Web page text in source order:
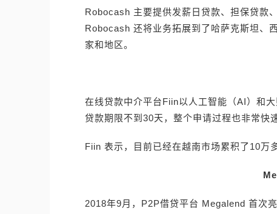
Robocash 主要提供发薪日贷款、担保贷款
Robocash 还将业务拓展到了哈萨克斯坦、
家和地区。
在线贷款中介平台Fiin以人工智能（AI）和
贷款期限不到30天，整个申请过程也非常快
Fiin 表示，目前已经在越南市场累积了10万
2018年9月，P2P借贷平台 Megalend 首次